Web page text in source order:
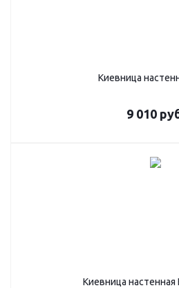
Киевница
9 010
Киевница настенная